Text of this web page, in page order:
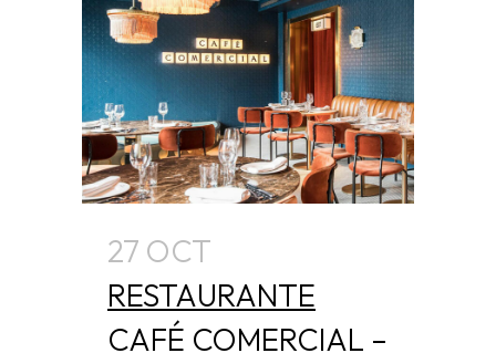
27 OCT
RESTAURANTE
CAFÉ COMERCIAL –